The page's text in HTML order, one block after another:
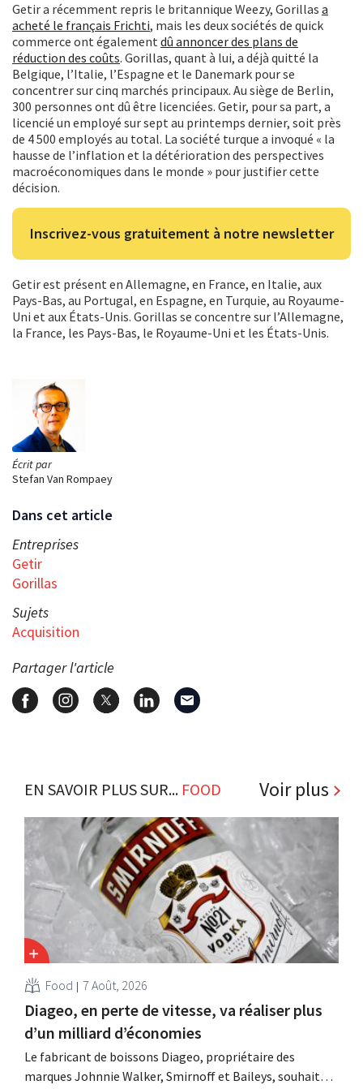
Écrit par
Stefan Van Rompaey
Dans cet article
Entreprises
Getir
Gorillas
Sujets
Acquisition
Partager l'article
Getir a récemment repris le britannique Weezy, Gorillas a
acheté le français Frichti, mais les deux sociétés de quick
commerce ont égalementdû annoncer des plans de
réduction des coûts. Gorillas, quant à lui, a déjà quitté la
Belgique, l’Italie, l’Espagne et le Danemark pour se
concentrer sur cinq marchés principaux. Au siège de Berlin,
300 personnes ont dû être licenciées. Getir, pour sa part, a
licencié un employé sur sept au printemps dernier, soit près
de 4 500 employés au total. La société turque a invoqué « la
hausse de l’inflation et la détérioration des perspectives
macroéconomiques dans le monde » pour justifier cette
décision.
Inscrivez-vous gratuitement à notre newsletter
Getir est présent en Allemagne, en France, en Italie, aux
Pays-Bas, au Portugal, en Espagne, en Turquie, au Royaume-
Uni et aux États-Unis. Gorillas se concentre sur l’Allemagne,
la France, les Pays-Bas, le Royaume-Uni et les États-Unis.
EN SAVOIR PLUS SUR... FOOD Voir plus
Food 7 Août, 2026
Diageo, en perte de vitesse, va réaliser plus
d’un milliard d’économies
Le fabricant de boissons Diageo, propriétaire des
marques Johnnie Walker, Smirnoff et Baileys, souhaite,